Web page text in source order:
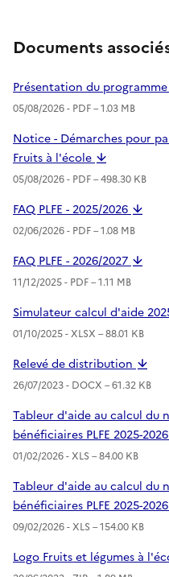
Documents
Présentation du
05/08/2026 - PDF– 1.03 MB
Notice - Démarches pour
Fruits à l'école
05/08/2026 - PDF– 498.30 KB
FAQ PLFE - 2025/2026
02/06/2026 - PDF– 1.08 MB
FAQ PLFE - 2026/2027
11/12/2025 - PDF– 1.11 MB
Simulateur calcul d'aide
01/10/2025 -XLSX – 88.01 KB
Relevé de distribution
26/07/2023 - DOCX – 61.32 KB
Tableur d'aide au calcul du
bénéficiaires PLFE 2025-2026
01/02/2026 -XLS – 84.00 KB
Tableur d'aide au calcul du
bénéficiaires PLFE 2025-
09/02/2026 -XLS – 154.00 KB
Logo Fruits et légumes à